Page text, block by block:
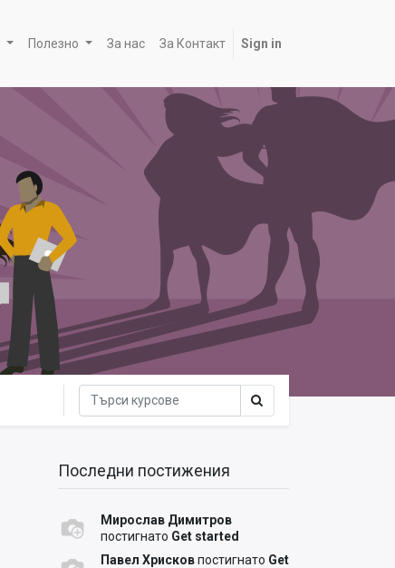
Полезно За нас За Контакт Sign in
Последни постижения
Мирослав Димитров
постигнато Get started
Павел Хрисковпостигнато Get